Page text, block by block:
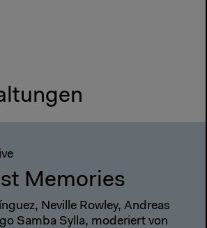
Memories
Neville Rowley, Andreas
Samba Sylla, moderiert von